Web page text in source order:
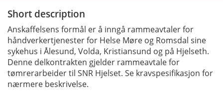
Short description
Anskaffelsens formål er å inngå rammeavtaler for
håndverkertjenester for Helse Møre og Romsdal sine
sykehus i Ålesund, Volda, Kristiansund og på Hjelseth.
Denne delkontrakten gjelder rammeavtale for
tømrerarbeider til SNR Hjelset. Se kravspesifikasjon for
nærmere beskrivelse.